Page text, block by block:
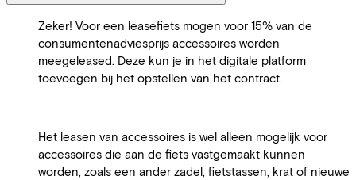
Zeker! Voor een leasefiets mogen voor 15% van de
consumentenadviesprijs accessoires worden
meegeleased. Deze kun je in het digitale platform
toevoegen bij het opstellen van het contract.
Het leasen van accessoires is wel alleen mogelijk voor
accessoires die aan de fiets vastgemaakt kunnen
worden, zoals een ander zadel, fietstassen, krat of nieuwe